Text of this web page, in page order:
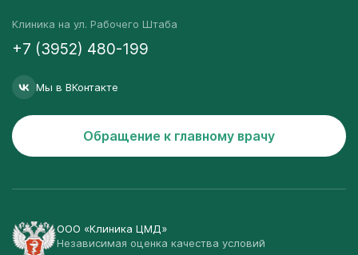
Клиника на ул. Рабочего Штаба
+7 (3952) 480-199
Мы в ВКонтакте
Обращение к главному врачу
ООО «Клиника ЦМД»
Независимая оценка качества условий